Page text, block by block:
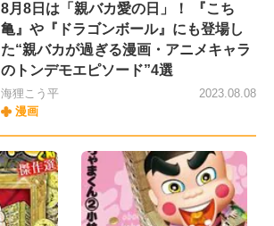
8月8日は「親バカ愛の日」！ 『こち
亀』や『ドラゴンボール』にも登場し
た“親バカが過ぎる漫画・アニメキャラ
のトンデモエピソード”4選
海狸こう平
漫画
2023.08.08